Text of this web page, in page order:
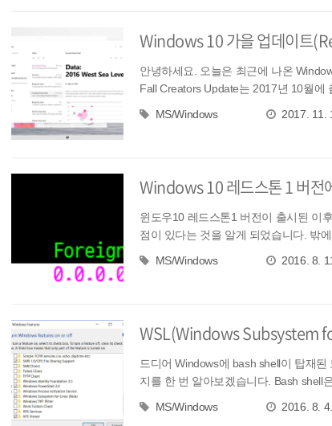
Windows 10 가을 업데이트
안녕하세요. 오늘은 최근에 나온
Fall Creators Update는 2017년 10월에
MS/Windows
2017. 11.
Windows 10 레드스톤 1 버전
윈도우10 레드스톤1 버전이 출시된 이
점이 있다는 것을 알게 되었습니다. 밖
MS/Windows
2016. 8.
WSL(Windows Subsystem
드디어 Windows에 bash shell이 탑재
지를 한 번 알아보겠습니다. Bash shell
MS/Windows
2016. 8.